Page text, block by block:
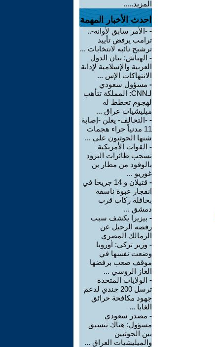
المزيد.....
احدث الأخبار المهمة
- -الأمر سابق لأوانه-..
ترامب يرفض تأييد
ترشيح نائبه لانتخابات ...
- الهباش: بيان الدول
العربية والإسلامية لإدانة
الانتهاكات الإس ...
- مسؤول سعودي
لـCNN: المملكة تتأهب
لهجوم تخطط له
ميليشيات عراق ...
- -التحالف- يعلن -إصابة
11 مدنياً جراء هجمات
شنها الحوثيون على ...
- القوات الأمريكية
تسحب طائرات التزود
بالوقود من مطار بن
غوريو ...
-
قتيلان و 14 جريحا في
انفجار عبوة ناسفة
بحافلة ركاب قرب
دمشق ...
- بيزيرا يكشف سبب
رفضه الرحيل عن
الزمالك المصري
- وزير تركي: أوروبا
وضعت نفسها في
موقف صعب برفضها
الغاز الروسي ...
- الولايات المتحدة
ترسل 200 جندي لدعم
جهود مكافحة حرائق
الغابا ...
- مصدر سعودي
مسؤول: هناك تنسيق
بين الحوثيين
والميليشيات العراق ...